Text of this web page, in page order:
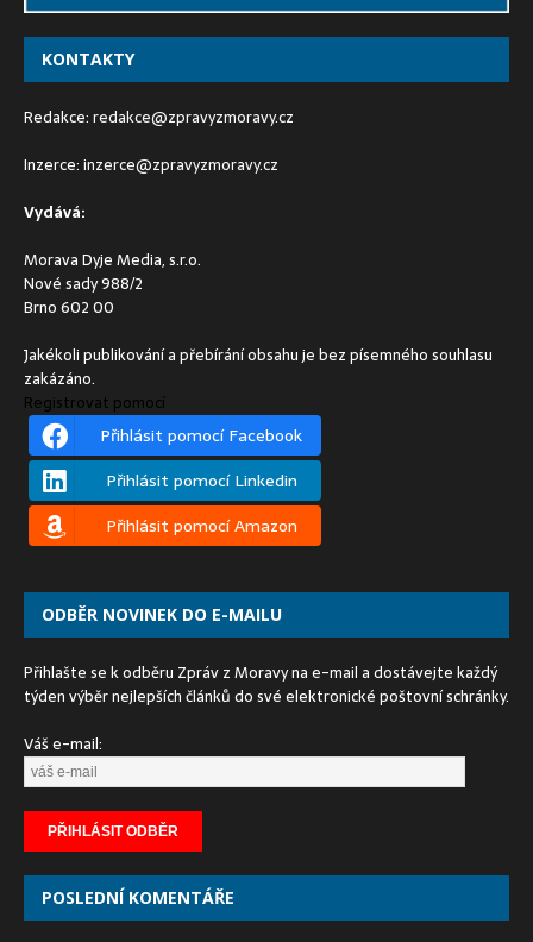
KONTAKTY
Redakce:redakce@zpravyzmoravy.cz
Inzerce:inzerce@zpravyzmoravy.cz
Vydává:
Morava Dyje Media, s.r.o.
Nové sady 988/2
Brno 602 00
Jakékoli publikování a přebírání obsahu je bez písemného souhlasu
zakázáno.
Registrovat pomocí
Přihlásit pomocí Facebook
Přihlásit pomocí Linkedin
Přihlásit pomocí Amazon
ODBĚR NOVINEK DO E-MAILU
Přihlašte se k odběru Zpráv z Moravy na e-mail a dostávejte každý
týden výběr nejlepších článků do své elektronické poštovní schránky.
Váš e-mail:
POSLEDNÍ KOMENTÁŘE